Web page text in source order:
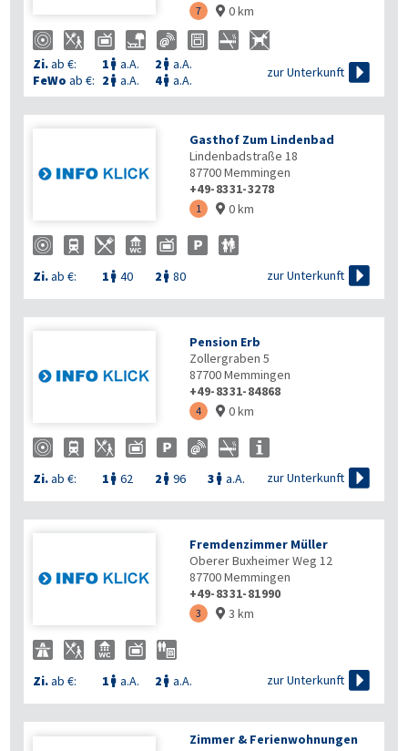
7  0 km
Zi.ab €: 1  a.A. 2  a.A.
FeWo ab €: 2  a.A. 4 a.A.
zur Unterkunft 
Gasthof Zum Lindenbad
Lindenbadstraße 18
87700Memmingen
+49-8331-3278
1  0 km
Zi.ab €: 1  40 2  80 zur Unterkunft 
Pension Erb
Zollergraben 5
87700Memmingen
+49-8331-84868
4  0 km
Zi.ab €: 1  62 2  96 3  a.A. zur Unterkunft 
Fremdenzimmer Müller
Oberer Buxheimer Weg 12
87700Memmingen
+49-8331-81990
3  3 km
Zi.ab €: 1  a.A. 2  a.A. zur Unterkunft 
Zimmer & Ferienwohnungen